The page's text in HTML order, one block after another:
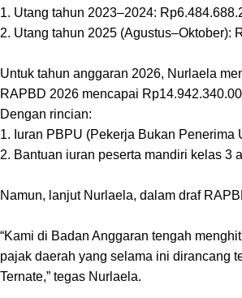
1. Utang tahun 2023–2024:
2. Utang tahun 2025 (Agustus–Oktober):
Untuk tahun anggaran 2026, Nurlaela
RAPBD 2026 mencapai
Dengan rincian:
1. Iuran PBPU (Pekerja Bukan Penerima
2. Bantuan iuran peserta mandiri kelas 3
Namun, lanjut Nurlaela, dalam draf
“Kami di Badan Anggaran tengah
pajak daerah yang selama ini dirancang
Ternate,” tegas Nurlaela.